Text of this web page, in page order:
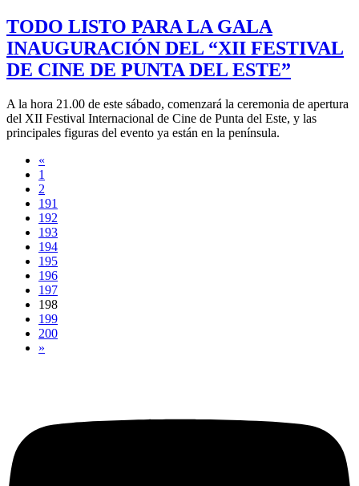
TODO LISTO PARA LA GALA
INAUGURACIÓN DEL “XII FESTIVAL
DE CINE DE PUNTA DEL ESTE”
A la hora 21.00 de este sábado, comenzará la ceremonia de apertura
del XII Festival Internacional de Cine de Punta del Este, y las
principales figuras del evento ya están en la península.
«
1
2
191
192
193
194
195
196
197
198
199
200
»